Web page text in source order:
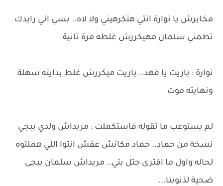
مخابرش يا نوارة انتي هتكرهيني ولا لاه.. بسي اني رايدك
تطمني سلمان مهيكررش غلطه مرة تانية
نوارة : ياريت يا فهد.. ياريت ميكررش غلط بدايته سهلة
ونهايته موت
لم يستوعب ما تقوله فاستكملت : مريداش ولدي يبجي
نسخة من حماد.. حماد مكانش عفش انتوا اللي هملتوه
لحاله واول ما افترى جتل بتي.. مريداش سلمان يبجى
ضحية لذنوبنا...